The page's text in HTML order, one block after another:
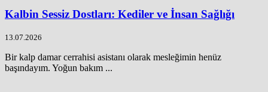
Kalbin Sessiz Dostları: Kediler ve İnsan Sağlığı
13.07.2026
Bir kalp damar cerrahisi asistanı olarak mesleğimin henüz
başındayım. Yoğun bakım ...